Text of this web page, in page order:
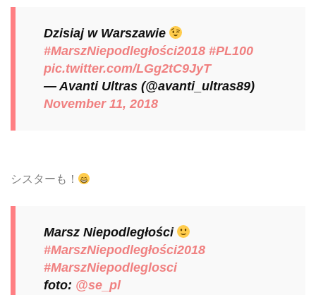
Dzisiaj w Warszawie
#MarszNiepodległości2018 #PL100
pic.twitter.com/LGg2tC9JyT
— Avanti Ultras (@avanti_ultras89)
November 11, 2018
シスターも！
Marsz Niepodległości
#MarszNiepodległości2018
#MarszNiepodleglosci
foto: @se_pl